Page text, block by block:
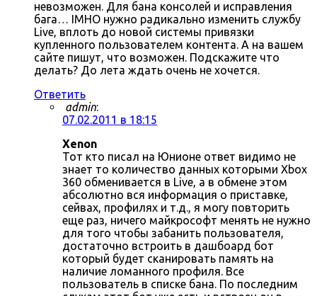
невозможен. Для бана консолей и исправления
бага… IMHO нужно радикально изменить службу
Live, вплоть до новой системы привязки
купленного пользователем контента. А на вашем
сайте пишут, что возможен. Подскажите что
делать? До лета ждать очень не хочется.
Ответить
admin:
07.02.2011 в 18:15
Xenon
Тот кто писал на Юнионе ответ видимо не
знает то количество данных которыми Xbox
360 обменивается в Live, а в обмене этом
абсолютно вся информация о приставке,
сейвах, профилях и т.д., я могу повторить
еще раз, ничего майкрософт менять не нужно
для того чтобы забанить пользователя,
достаточно встроить в дашбоард бот
который будет сканировать память на
наличие ломанного профиля. Все
пользователь в списке бана. По последним